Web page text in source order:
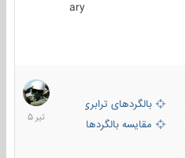
ary
بالگردهای ترابری
مقایسه بالگردها
22
تیر
1405